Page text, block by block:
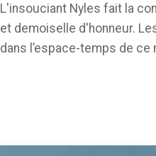
L'insouciant Nyles fait la
et demoiselle d'honneur.
dans l’espace-temps de